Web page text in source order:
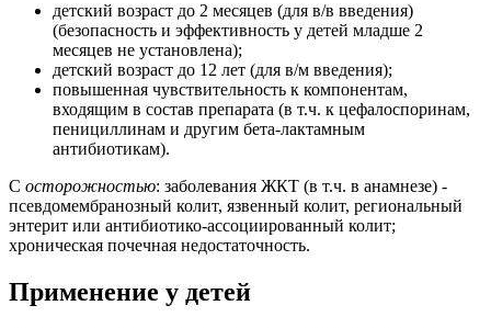
детский возраст до 2 месяцев (для в/в введения)
(безопасность и эффективность у детей младше 2
месяцев не установлена);
детский возраст до 12 лет (для в/м введения);
повышенная чувствительность к компонентам,
входящим в состав препарата (в т.ч. к цефалоспоринам,
пенициллинам и другим бета-лактамным
антибиотикам).
С осторожностью: заболевания ЖКТ (в т.ч. в анамнезе) -
псевдомембранозный колит, язвенный колит, региональный
энтерит или антибиотико-ассоциированный колит;
хроническая почечная недостаточность.
Применение у детей